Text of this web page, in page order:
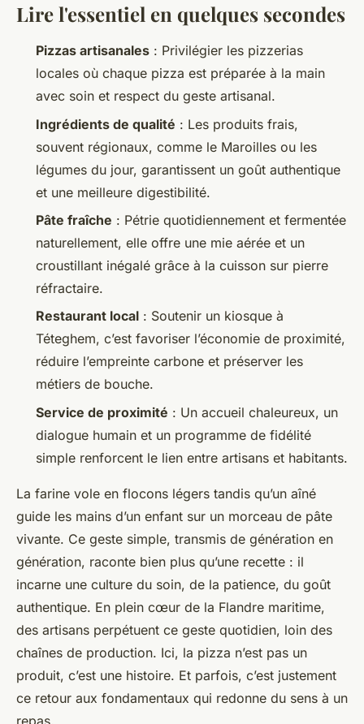
Top 5 raisons de savourer le
kiosque à pizzas à Téteghem
Orion•26/05/2026 14:57 •12 min de lecture
Lire l'essentiel en quelques secondes
Pizzas artisanales : Privilégier les pizzerias
locales où chaque pizza est préparée à la main
avec soin et respect du geste artisanal.
Ingrédients de qualité : Les produits frais,
souvent régionaux, comme le Maroilles ou les
légumes du jour, garantissent un goût authentique
et une meilleure digestibilité.
Pâte fraîche : Pétrie quotidiennement et fermentée
naturellement, elle offre une mie aérée et un
croustillant inégalé grâce à la cuisson sur pierre
réfractaire.
Restaurant local : Soutenir un kiosque à
Téteghem, c’est favoriser l’économie de proximité,
réduire l’empreinte carbone et préserver les
métiers de bouche.
Service de proximité : Un accueil chaleureux, un
dialogue humain et un programme de fidélité
simple renforcent le lien entre artisans et habitants.
La farine vole en flocons légers tandis qu’un aîné
guide les mains d’un enfant sur un morceau de pâte
vivante. Ce geste simple, transmis de génération en
génération, raconte bien plus qu’une recette : il
incarne une culture du soin, de la patience, du goût
authentique. En plein cœur de la Flandre maritime,
des artisans perpétuent ce geste quotidien, loin des
chaînes de production. Ici, la pizza n’est pas un
produit, c’est une histoire. Et parfois, c’est justement
ce retour aux fondamentaux qui redonne du sens à un
repas.